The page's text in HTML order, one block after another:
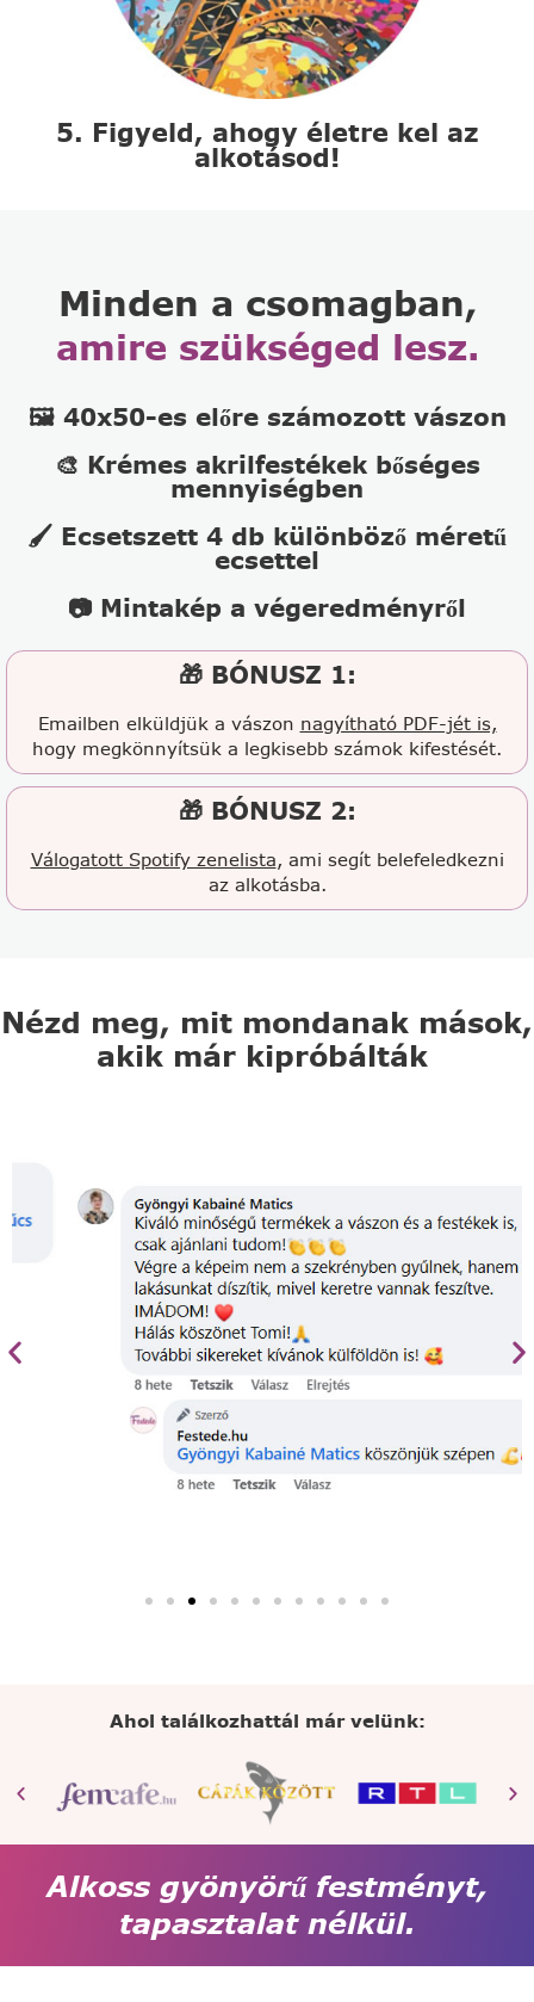
5. Figyeld, ahogy életre kel az
alkotásod!
Minden a csomagban,
amire szükséged lesz.
🖼️ 40x50-es előre számozott vászon
🎨 Krémes akrilfestékek bőséges
mennyiségben
🖌️ Ecsetszett 4 db különböző méretű
ecsettel
📷 Mintakép a végeredményről
🎁 BÓNUSZ 1:
Emailben elküldjük a vászon nagyítható PDF-jét is,
hogy megkönnyítsük a legkisebb számok kifestését.
🎁 BÓNUSZ 2:
Válogatott Spotify zenelista, ami segít belefeledkezni
az alkotásba.
Nézd meg, mit mondanak mások,
akik már kipróbálták
Ahol találkozhattál már velünk:
Alkoss gyönyörű festményt,
tapasztalat nélkül.